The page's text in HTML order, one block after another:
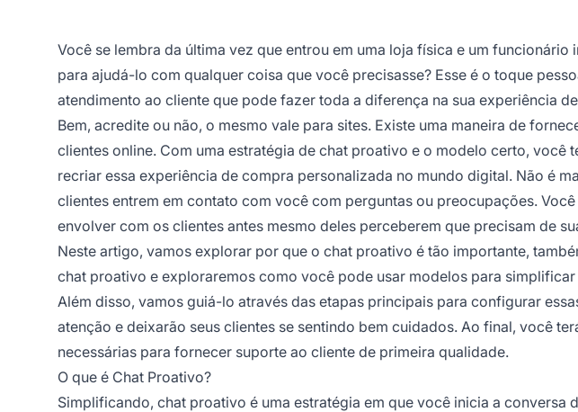
Você se lembra da última vez que entrou em uma loja física e um funcionário
para ajudá-lo com qualquer coisa que você precisasse? Esse é o toque
atendimento ao cliente que pode fazer toda a diferença na sua experiência
Bem, acredite ou não, o mesmo vale para sites. Existe uma maneira de
clientes online. Com uma estratégia de chat proativo e o modelo certo, você
recriar essa experiência de compra personalizada no mundo digital. Não é
clientes entrem em contato com você com perguntas ou preocupações.
envolver com os clientes antes mesmo deles perceberem que precisam de
Neste artigo, vamos explorar por que o chat proativo é tão importante,
chat proativo e exploraremos como você pode usar modelos para
Além disso, vamos guiá-lo através das etapas principais para configurar
atenção e deixarão seus clientes se sentindo bem cuidados. Ao final, você
necessárias para fornecer suporte ao cliente de primeira qualidade.
O que é Chat Proativo?
Simplificando, chat proativo é uma estratégia em que você inicia a conversa